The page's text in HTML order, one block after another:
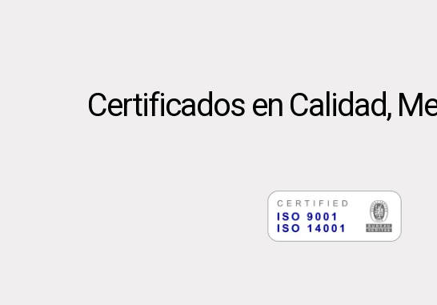
Certificados en Calidad,